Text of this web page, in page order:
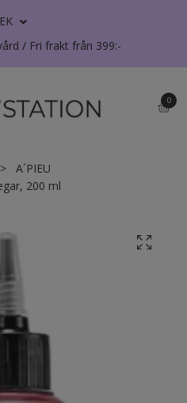
/ Fri frakt från 399:-
0
A´PIEU
200 ml